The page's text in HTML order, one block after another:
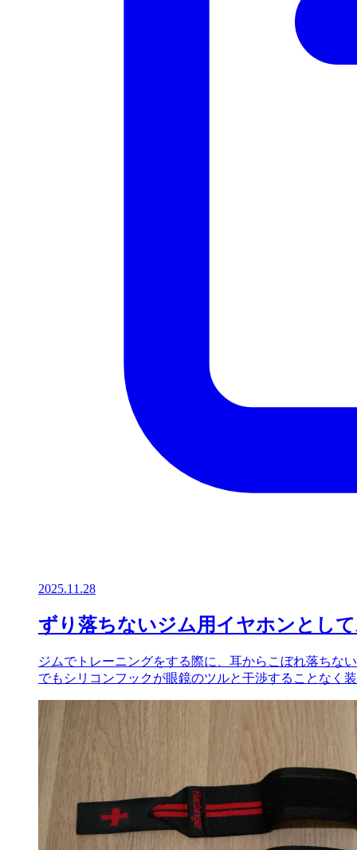
2025.11.28
ずり落ちないジム用イヤホンとし
ジムでトレーニングをする際に、耳からこぼれ落ちな
でもシリコンフックが眼鏡のツルと干渉することなく